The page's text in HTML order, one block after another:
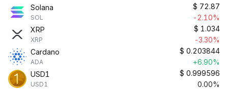
Solana
SOL
$ 72.87
-2.10%
XRP
XRP
$ 1.034
-3.30%
Cardano
ADA
$ 0.203844
+6.90%
USD1
USD1
$ 0.999596
0.00%